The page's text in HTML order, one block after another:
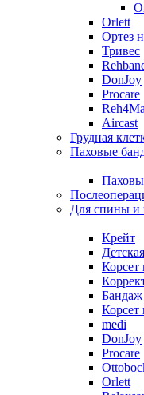
Orlett
Ортез
Тривес
DonJoy
Procare
Aircast
Грудная
Паховые
Для спины и
Крейт
Корсет
medi
DonJoy
Procare
Orlett